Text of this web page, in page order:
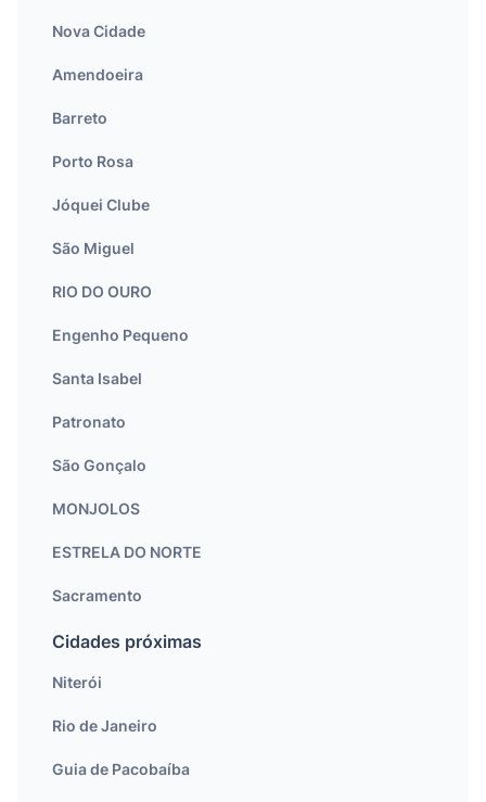
Nova Cidade
Amendoeira
Barreto
Porto Rosa
Jóquei Clube
São Miguel
RIO DO OURO
Engenho Pequeno
Santa Isabel
Patronato
São Gonçalo
MONJOLOS
ESTRELA DO NORTE
Sacramento
Cidades próximas
Niterói
Rio de Janeiro
Guia de Pacobaíba